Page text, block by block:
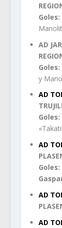
Goles:
AD
Goles:
y
AD
Goles:
AD
Goles:
AD
AD